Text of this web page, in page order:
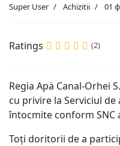
Super User Achizitii 01
Ratings (2)
Regia Apä Canal-Orhei
cu privire la Serviciul
întocmite conform SNC
Toți doritorii de a